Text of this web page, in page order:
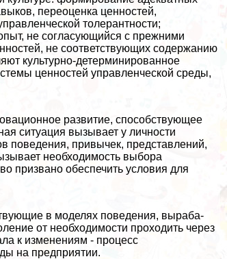
переоценка ценностей,
толерантности;
не согласующийся с прежними
не соответствующих содержанию
культурно-детерминированное
ценностей управленческой среды,
развитие, способствующее
ситуация вызывает у личности
поведения, привычек, представлений,
необходимость выбора
призвано обеспечить условия для
в моделях поведения, выpaба­
от необходимости проходить через
к изменениям - процесс
на предприятии.